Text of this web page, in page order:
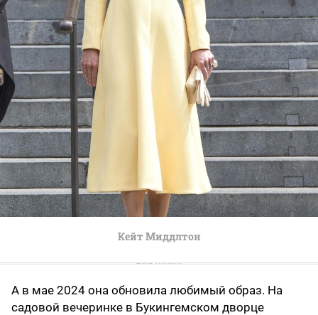
Кейт Миддлтон
А в мае 2024 она обновила любимый образ. На
садовой вечеринке в Букингемском дворце